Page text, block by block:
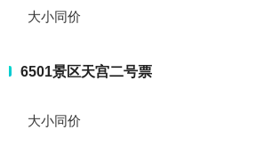
大小同价
6501景区天宫二号票
大小同价